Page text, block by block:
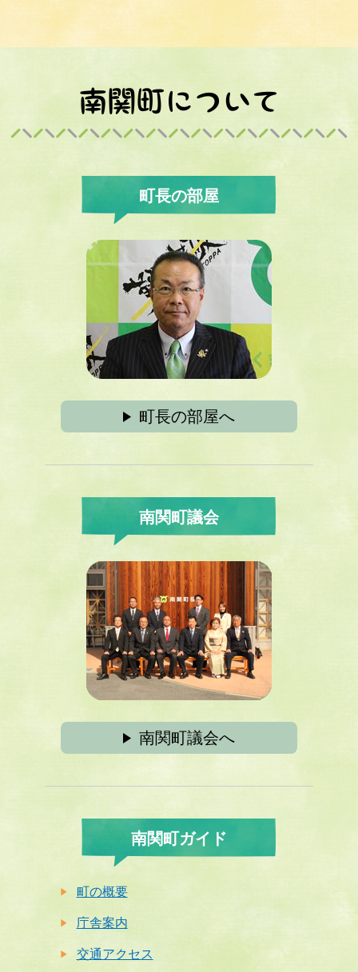
町長の部屋
町長の部屋へ
南関町議会
南関町議会へ
南関町ガイド
町の概要
庁舎案内
交通アクセス